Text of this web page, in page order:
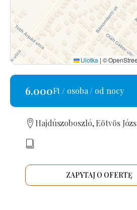
Ulotka | ©
6.000Ft / osoba / od nocy
Hajdúszoboszló, Eötvös
ZAPYTAJ O OFERTĘ